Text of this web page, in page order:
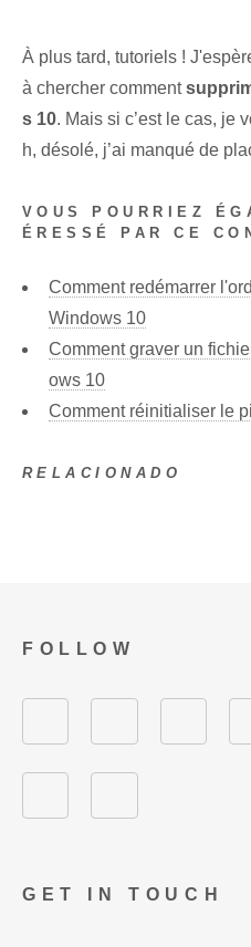
À plus tard, tutoriels !
à chercher comment
s⁤ 10. Mais si c’est le cas, je
h, désolé, j’ai manqué de
VOUS POURRIEZ
ÉRESSÉ PAR CE
Comment redémarrer
Windows 10
Comment graver un
ows 10
Comment réinitialiser le
RELACIONADO
GET IN TOUCH
FOLLOW